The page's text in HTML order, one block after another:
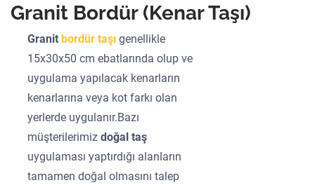
Granit Bordür (Kenar Taşı)
Granitbordür taşı genellikle
15x30x50 cm ebatlarında olup ve
uygulama yapılacak kenarların
kenarlarına veya kot farkı olan
yerlerde uygulanır.Bazı
müşterilerimizdoğal taş
uygulaması yaptırdığı alanların
tamamen doğal olmasını talep